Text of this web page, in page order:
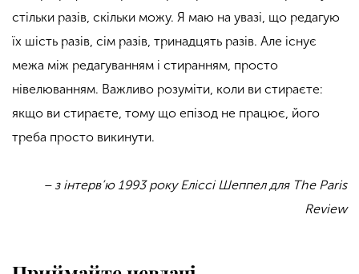
стільки разів, скільки можу. Я маю на увазі, що редагую
їх шість разів, сім разів, тринадцять разів. Але існує
межа між редагуванням і стиранням, просто
нівелюванням. Важливо розуміти, коли ви стираєте:
якщо ви стираєте, тому що епізод не працює, його
треба просто викинути.
– з інтерв’ю 1993 року Еліссі Шеппел для The Paris
Review